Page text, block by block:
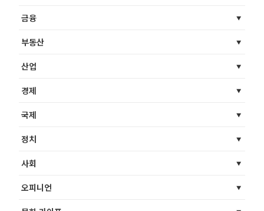
금융
부동산
산업
경제
국제
정치
사회
오피니언